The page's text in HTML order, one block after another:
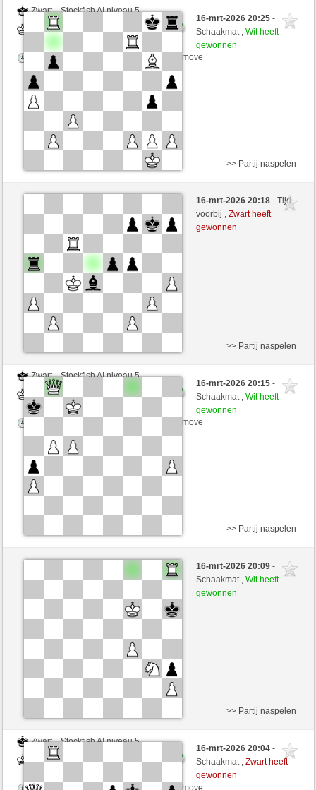
Zwart
Stockfish AI niveau 5
desperation007 (1774)
Speelduur: 5 minutes/side + 0 seconds/move
16-mrt-2026 20:25-
Schaakmat ,Wit heeft
gewonnen
Zwart
Stockfish AI niveau 5
Speelduur: 5 minutes/side + 0 seconds/move
>> Partij naspelen
16-mrt-2026 20:18- Tijd
voorbij ,Zwart heeft
gewonnen
Zwart
Stockfish AI niveau 5
desperation007 (1774)
Speelduur: 5 minutes/side + 0 seconds/move
>> Partij naspelen
16-mrt-2026 20:15-
Schaakmat ,Wit heeft
gewonnen
Zwart
Stockfish AI niveau 5
desperation007 (1774)
Speelduur: 5 minutes/side + 0 seconds/move
>> Partij naspelen
16-mrt-2026 20:09-
Schaakmat ,Wit heeft
gewonnen
Zwart
Stockfish AI niveau 5
Speelduur: 5 minutes/side + 0 seconds/move
>> Partij naspelen
16-mrt-2026 20:04-
Schaakmat ,Zwart heeft
gewonnen